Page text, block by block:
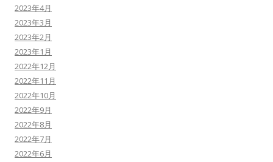
2023年4月
2023年3月
2023年2月
2023年1月
2022年12月
2022年11月
2022年10月
2022年9月
2022年8月
2022年7月
2022年6月